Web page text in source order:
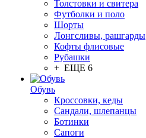
Толстовки и свитера
Футболки и поло
Шорты
Лонгсливы, рашгарды
Кофты флисовые
Рубашки
+ ЕЩЕ 6
Обувь
Кроссовки, кеды
Сандали, шлепанцы
Ботинки
Сапоги